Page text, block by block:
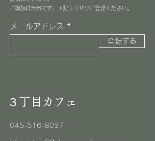
​ご購読は無料です。下記よりぜひご登録ください。
メールアドレス
登録する
３丁目カフェ
045-516-8037